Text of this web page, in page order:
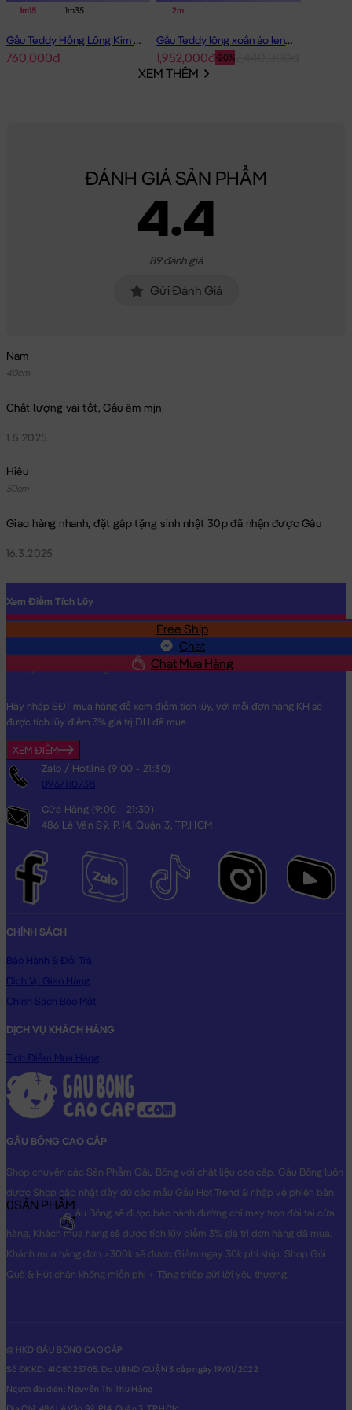
1m15 1m35
Gấu Teddy Hồng Lông Kim Chồn Đeo Nơ Hồng Pink Girl
760,000đ
2m
Gấu Teddy lông xoắn áo len Choco 2m - Hàng Nhập
-20%
1,952,000đ
XEM THÊM
ĐÁNH GIÁ SẢN PHẨM
4.4
89 đánh giá
Gửi Đánh Giá
Nam
40cm
Chất lượng vải tốt, Gấu êm mịn
1.5.2025
Hiếu
50cm
Giao hàng nhanh, đặt gấp tặng sinh nhật 30p đã nhận được Gấu
16.3.2025
Free Ship
Chat
Chat Mua Hàng
Xem Điểm Tích Lũy
Hãy nhập SĐT mua hàng để xem điểm tích lũy, với mỗi đơn hàng KH sẽ
được tích lũy điểm 3% giá trị ĐH đã mua
XEM ĐIỂM
Zalo / Hotline (9:00 - 21:30)
0967110738
Cửa Hàng (9:00 - 21:30)
486 Lê Văn Sỹ, P.14, Quận 3, TP.HCM
CHÍNH SÁCH
Bảo Hành & Đổi Trả
Dịch Vụ Giao Hàng
Chính Sách Bảo Mật
DỊCH VỤ KHÁCH HÀNG
Tích Điểm Mua Hàng
GẤU BÔNG CAO CẤP
Shop chuyên các Sản Phẩm Gấu Bông với chất liệu cao cấp. Gấu Bông luôn
được Shop cập nhật đầy đủ các mẫu Gấu Hot Trend & nhập về phiên bản
Original nhất. Gấu Bông sẽ được bảo hành đường chỉ may trọn đời tại cửa
hàng, Khách mua hàng sẽ được tích lũy điểm 3% giá trị đơn hàng đã mua.
Khách mua hàng đơn >300k sẽ được Giảm ngay 30k phí ship. Shop Gói
Quà & Hút chân không miễn phí + Tặng thiệp gửi lời yêu thương.
@ HKD GẤU BÔNG CAO CẤP
Số ĐKKD: 41C8025705. Do UBND QUẬN 3 cấp ngày 19/01/2022
Người đại diện: Nguyễn Thị Thu Hằng
0SẢN PHẨM
0₫